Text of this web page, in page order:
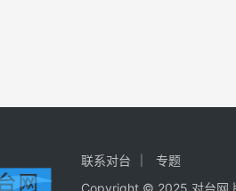
联系对台
专题
Copyright © 2025 对台网